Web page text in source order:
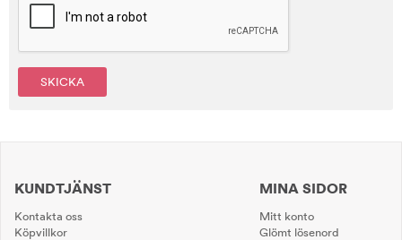
SKICKA
KUNDTJÄNST
Kontakta oss
Köpvillkor
MINA SIDOR
Mitt konto
Glömt lösenord